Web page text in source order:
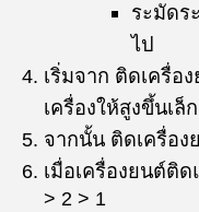
ระมัดร
ไป
เริ่มจาก ติดเครื่อ
เครื่องให้สูงขึ้นเล็
จากนั้น ติดเครื่อ
เมื่อเครื่องยนต์ติ
> 2 > 1